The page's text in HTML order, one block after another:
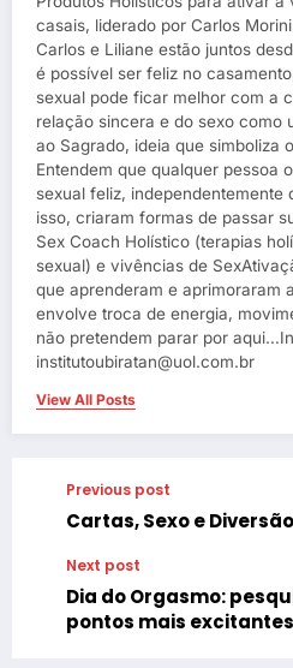
casais, liderado por Carlos
Carlos e Liliane estão juntos
é possível ser feliz no
sexual pode ficar melhor com a
relação sincera e do sexo como
ao Sagrado, ideia que simboliza
Entendem que qualquer pessoa
sexual feliz, independentemente
isso, criaram formas de passar
Sex Coach Holístico (terapias
sexual) e vivências de
que aprenderam e aprimoraram
envolve troca de energia,
não pretendem parar por
institutoubiratan@uol.com.br
View All Posts
Previous post
Cartas, Sexo e
Next post
Dia do Orgasmo:
pontos mais